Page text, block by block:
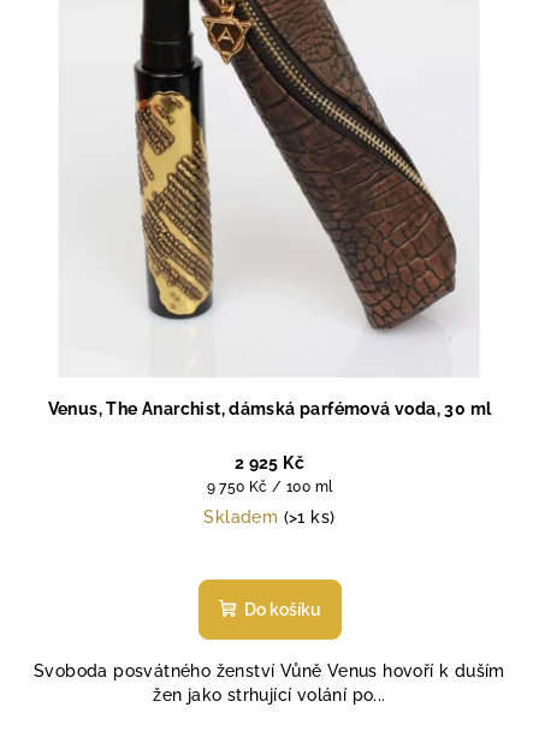
Venus, The Anarchist, dámská parfémová voda, 30 ml
2 925 Kč
Měrná
cena:
9 750 Kč / 100 ml
Skladem (>1 ks)
hodnocení
produktu
z
5
Do košíku
Svoboda posvátného ženství Vůně Venus hovoří k duším
žen jako strhující volání po...